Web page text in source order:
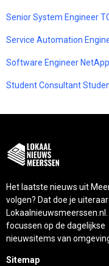
Senior System Engineer
Service Automation
Software Engineer
Student Consultant
Het laatste nieuws uit
volgen? Dat doe je
Lokaalnieuwsmeerssen.nl.
focussen op de dagelijkse
nieuwsitems van
Sitemap